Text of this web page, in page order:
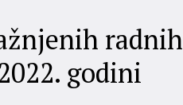
radnih
godini